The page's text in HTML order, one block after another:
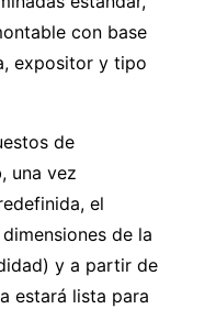
con base
expositor y tipo
de
una vez
el
de la
y a partir de
estará lista para